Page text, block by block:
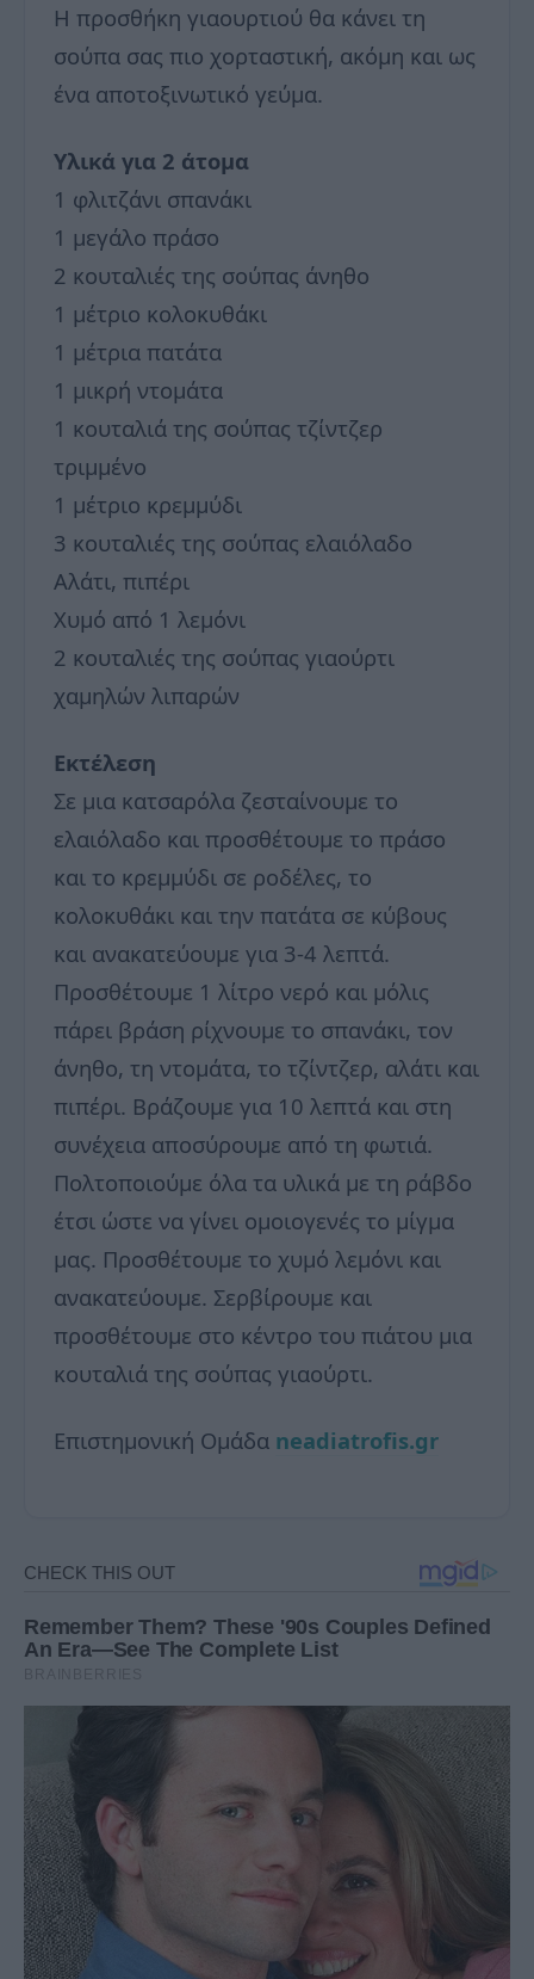
Η προσθήκη γιαουρτιού θα κάνει τη
σούπα σας πιο χορταστική, ακόμη και ως
ένα αποτοξινωτικό γεύμα.
Υλικά για 2 άτομα
1 φλιτζάνι σπανάκι
1 μεγάλο πράσο
2 κουταλιές της σούπας άνηθο
1 μέτριο κολοκυθάκι
1 μέτρια πατάτα
1 μικρή ντομάτα
1 κουταλιά της σούπας τζίντζερ
τριμμένο
1 μέτριο κρεμμύδι
3 κουταλιές της σούπας ελαιόλαδο
Αλάτι, πιπέρι
Χυμό από 1 λεμόνι
2 κουταλιές της σούπας γιαούρτι
χαμηλών λιπαρών
Εκτέλεση
Σε μια κατσαρόλα ζεσταίνουμε το
ελαιόλαδο και προσθέτουμε το πράσο
και το κρεμμύδι σε ροδέλες, το
κολοκυθάκι και την πατάτα σε κύβους
και ανακατεύουμε για 3-4 λεπτά.
Προσθέτουμε 1 λίτρο νερό και μόλις
πάρει βράση ρίχνουμε το σπανάκι, τον
άνηθο, τη ντομάτα, το τζίντζερ, αλάτι και
πιπέρι. Βράζουμε για 10 λεπτά και στη
συνέχεια αποσύρουμε από τη φωτιά.
Πολτοποιούμε όλα τα υλικά με τη ράβδο
έτσι ώστε να γίνει ομοιογενές το μίγμα
μας. Προσθέτουμε το χυμό λεμόνι και
ανακατεύουμε. Σερβίρουμε και
προσθέτουμε στο κέντρο του πιάτου μια
κουταλιά της σούπας γιαούρτι.
Επιστημονική Ομάδα neadiatrofis.gr